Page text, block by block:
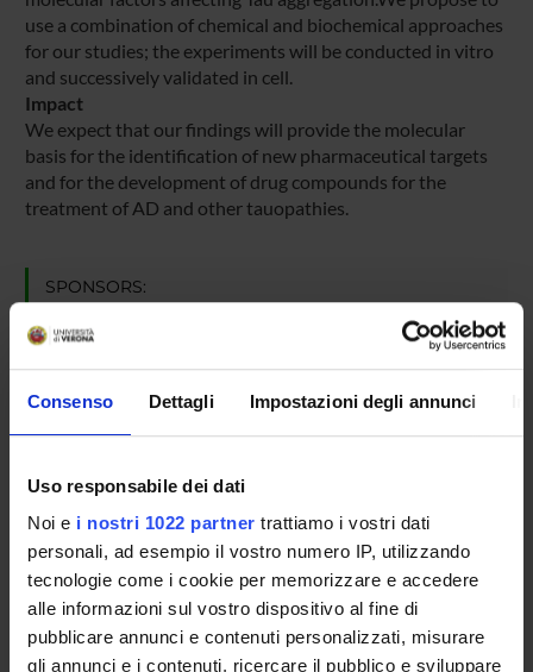
Consenso Dettagli Impostazioni degli annunci
Uso responsabile dei dati
Noi e i nostri 1022 partner trattiamo i vostri dati
personali, ad esempio il vostro numero IP, utilizzando
tecnologie come i cookie per memorizzare e accedere
alle informazioni sul vostro dispositivo al fine di
pubblicare annunci e contenuti personalizzati, misurare
gli annunci e i contenuti, ricercare il pubblico e sviluppare
use a combination of chemical and biochemical approaches
for our studies; the experiments will be conducted in vitro
and successively validated in cell.
Impact
We expect that our findings will provide the molecular
basis for the identification of new pharmaceutical targets
and for the development of drug compounds for the
treatment of AD and other tauopathies.
SPONSORS:
Alzheimer's Association
Mariapina D'Onofrio
Associate Professor
Francesca Munari
Temporary Assistant Professor